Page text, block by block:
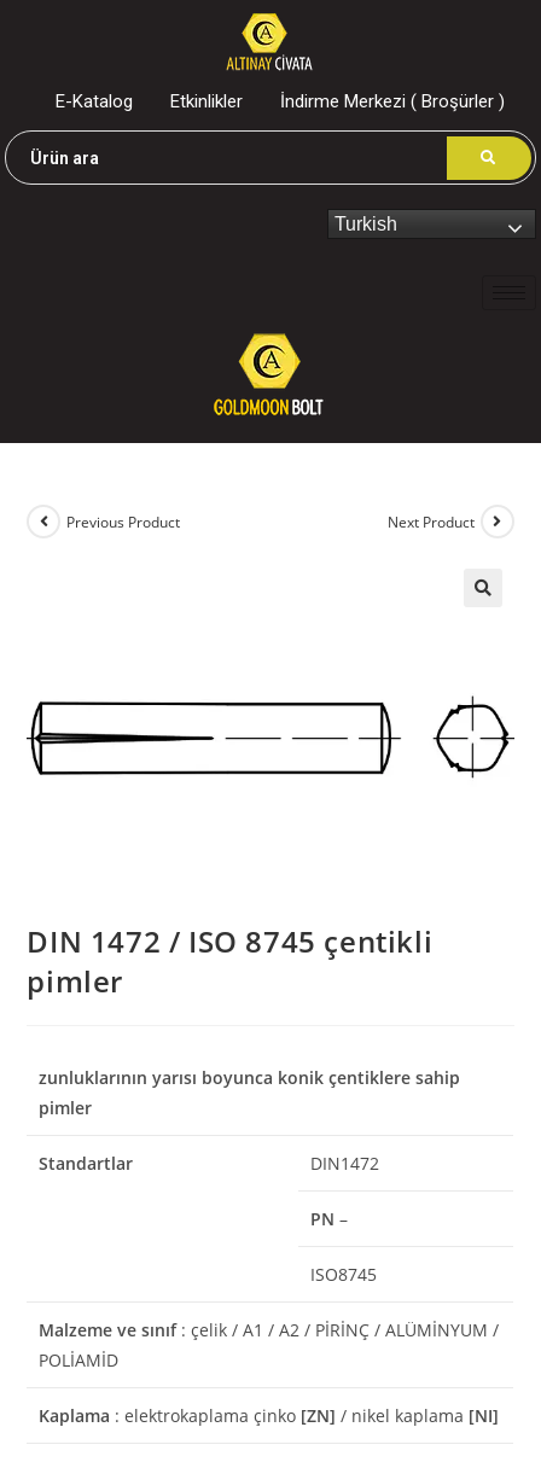
E-Katalog Etkinlikler İndirme Merkezi ( Broşürler )
Turkish
Previous Product Next Product
DIN 1472 / ISO 8745 çentikli
pimler
zunluklarının yarısı boyunca konik çentiklere sahip
pimler
Standartlar DIN1472
PN –
ISO8745
Malzeme ve sınıf: çelik / A1 / A2 / PİRİNÇ / ALÜMİNYUM /
POLİAMİD
Kaplama : elektrokaplama çinko [ZN] / nikel kaplama [NI]